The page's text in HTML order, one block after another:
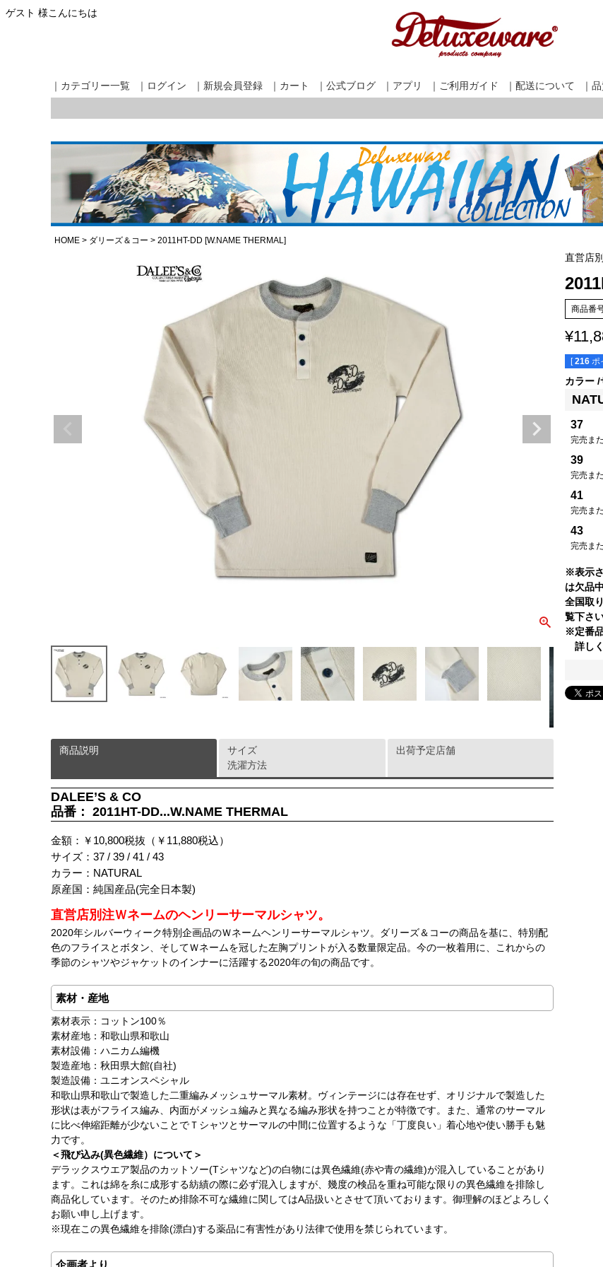
ゲスト 様こんにちは
｜カテゴリー一覧 ｜ログイン ｜新規会員登録 ｜カート ｜公式ブログ ｜アプリ ｜ご利用ガイド ｜配送について ｜
HOME ダリーズ＆コー 2011HT-DD [W.NAME THERMAL]
商品説明
DALEE’S & CO
品番： 2011HT-DD...W.NAME THERMAL
金額：￥10,800税抜（￥11,880税込）
サイズ：37 / 39 / 41 / 43
カラー：NATURAL
原産国：純国産品(完全日本製)
直営店別注Ｗネームのヘンリーサーマルシャツ。
2020年シルバーウィーク特別企画品のＷネームヘンリーサーマルシャツ。ダリーズ＆コーの商品を基に、特別配
色のフライスとボタン、そしてＷネームを冠した左胸プリントが入る数量限定品。今の一枚着用に、これからの
季節のシャツやジャケットのインナーに活躍する2020年の旬の商品です。
素材・産地
素材表示：コットン100％
素材産地：和歌山県和歌山
素材設備：ハニカム編機
製造産地：秋田県大館(自社)
製造設備：ユニオンスペシャル
和歌山県和歌山で製造した二重編みメッシュサーマル素材。ヴィンテージには存在せず、オリジナルで製造した
形状は表がフライス編み、内面がメッシュ編みと異なる編み形状を持つことが特徴です。また、通常のサーマル
に比べ伸縮距離が少ないことでＴシャツとサーマルの中間に位置するような「丁度良い」着心地や使い勝手も魅
力です。
＜飛び込み(異色繊維）について＞
デラックスウエア製品のカットソー(Tシャツなど)の白物には異色繊維(赤や青の繊維)が混入していることがあり
ます。これは綿を糸に成形する紡績の際に必ず混入しますが、幾度の検品を重ね可能な限りの異色繊維を排除し
商品化しています。そのため排除不可な繊維に関してはA品扱いとさせて頂いております。御理解のほどよろしく
お願い申し上げます。
※現在この異色繊維を排除(漂白)する薬品に有害性があり法律で使用を禁じられています。
サイズ
洗濯方法
出荷予定店舗
直営店
商品番
¥
[ 216 ポ
カラー
37
完売ま
39
完売ま
41
完売ま
43
完売ま
※表示
は欠品
全国取
覧下さい
※定番
詳しく